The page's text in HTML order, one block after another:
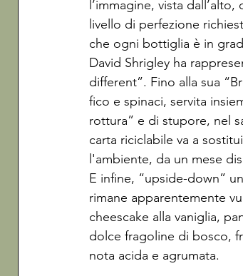
l’immagine, vista
livello di perfezione
che ogni bottiglia è in
David Shrigley ha
different”. Fino alla sua
fico e spinaci, servita
rottura” e di stupore, nel
carta riciclabile va a
l'ambiente, da un mese
E infine, “upside-down”
rimane apparentemente
cheescake alla vaniglia,
dolce fragoline di bosco,
nota acida e agrumata.